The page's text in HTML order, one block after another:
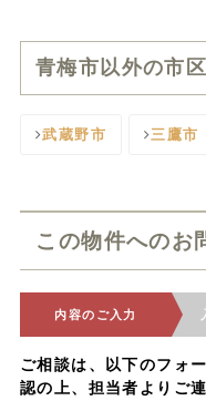
青梅市以外の市
武蔵野市 三鷹市
この物件へのお
内容のご入力
ご相談は、以下のフォ
認の上、担当者よりご